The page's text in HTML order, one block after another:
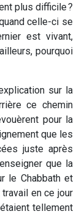
plus difficile ?
celle-ci se
est vivant,
pourquoi
sur la
ce chemin
pour la
que les
juste après
que la
le Chabbath et
en ce jour
tellement